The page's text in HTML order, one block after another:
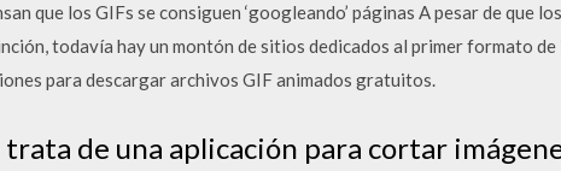
que los GIFs se consiguen ‘googleando’ páginas A pesar de que
todavía hay un montón de sitios dedicados al primer formato
para descargar archivos GIF animados gratuitos.
trata de una aplicación para cortar